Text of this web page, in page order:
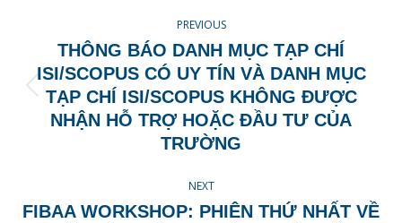
NAVIGATION
PREVIOUS
Previous
post:
THÔNG BÁO DANH MỤC TẠP CHÍ
ISI/SCOPUS CÓ UY TÍN VÀ DANH MỤC
TẠP CHÍ ISI/SCOPUS KHÔNG ĐƯỢC
NHẬN HỖ TRỢ HOẶC ĐẦU TƯ CỦA
TRƯỜNG
NEXT
FIBAA WORKSHOP: PHIÊN THỨ NHẤT VỀ